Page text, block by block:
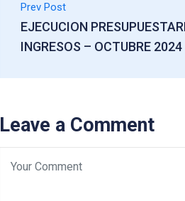
Prev Post
EJECUCION
INGRESOS – OCTUBRE 2024
Leave a Comment